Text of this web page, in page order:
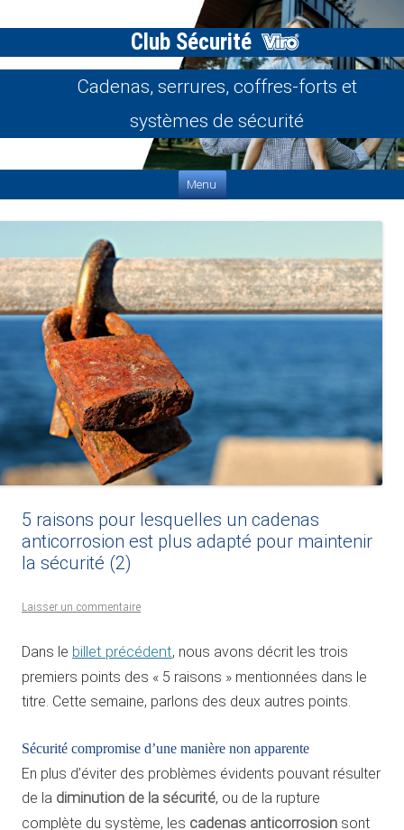
Club Sécurité
Cadenas, serrures, coffres-forts et
systèmes de sécurité
Menu
5 raisons pour lesquelles un cadenas
anticorrosion est plus adapté pour maintenir
la sécurité (2)
Laisser un commentaire
Dans le billet précédent, nous avons décrit les trois
premiers points des « 5 raisons » mentionnées dans le
titre. Cette semaine, parlons des deux autres points.
Sécurité compromise d’une manière non apparente
En plus d’éviter des problèmes évidents pouvant résulter
de la diminution de la sécurité, ou de la rupture
complète du système, les cadenas anticorrosion sont